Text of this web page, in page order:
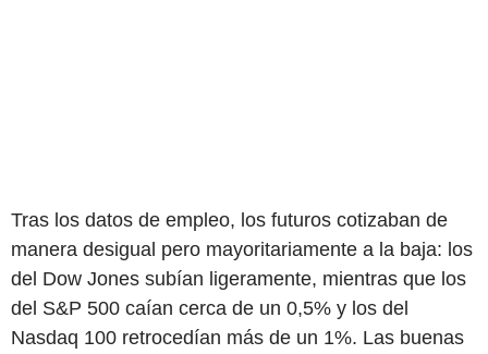
Tras los datos de empleo, los futuros cotizaban de
manera desigual pero mayoritariamente a la baja: los
del Dow Jones subían ligeramente, mientras que los
del S&P 500 caían cerca de un 0,5% y los del
Nasdaq 100 retrocedían más de un 1%. Las buenas